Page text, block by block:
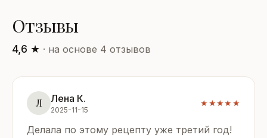
Отзывы
4,6 ★ · на основе 4 отзывов
Л Лена К.
2025-11-15
★★★★★
Делала по этому рецепту уже третий год!